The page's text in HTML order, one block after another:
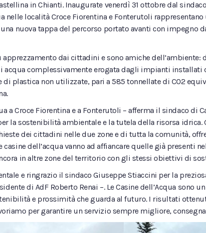
in Chianti. Inaugurate venerdì 31 ottobre dal
nelle località Croce Fiorentina e Fonterutoli
nuova tappa del percorso portato avanti con impegno
apprezzamento dai cittadini e sono amiche
complessivamente erogata dagli impianti
plastica non utilizzate, pari a 585 tonnellate di CO2
a Croce Fiorentina e a Fonterutoli – afferma il sindaco di
la sostenibilità ambientale e la tutela della risorsa idrica.
dei cittadini nelle due zone e di tutta la comunità,
dell’acqua vanno ad affiancare quelle già presenti
in altre zone del territorio con gli stessi obiettivi di
e ringrazio il sindaco Giuseppe Stiaccini per la
di AdF Roberto Renai –. Le Casine dell’Acqua sono
e prossimità che guarda al futuro. I risultati
per garantire un servizio sempre migliore,